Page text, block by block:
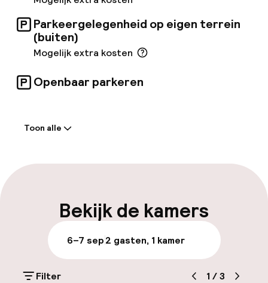
van gratis internet.
Parkeergelegenheid op eigen terrein
(buiten)
Mogelijk extra kosten
Openbaar parkeren
Meertalige medewerkers
Parkeren & mobiliteit
Parkeergelegenheid op eigen terrein
(buiten)
Mogelijk extra kosten
Toon alle
Bekijk de kamers
6–7 sep2 gasten, 1 kamer
Filter 1 /3